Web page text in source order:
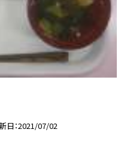
日 2021/07/02